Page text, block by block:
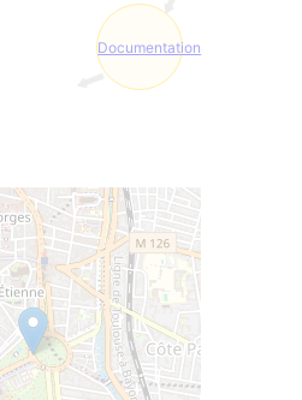
Documentation